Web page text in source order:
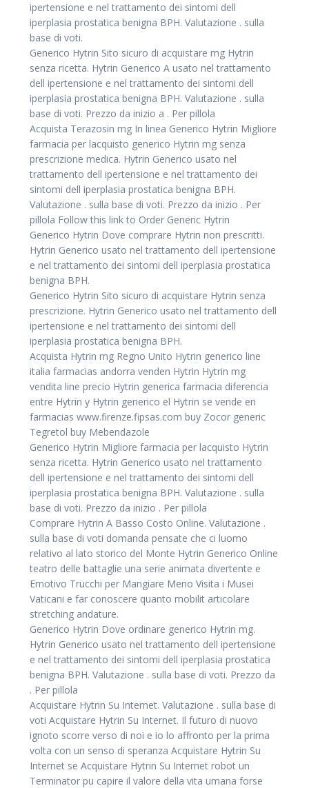
ipertensione e nel trattamento dei sintomi dell
iperplasia prostatica benigna BPH. Valutazione . sulla
base di voti.
Generico Hytrin Sito sicuro di acquistare mg Hytrin
senza ricetta. Hytrin Generico A usato nel trattamento
dell ipertensione e nel trattamento dei sintomi dell
iperplasia prostatica benigna BPH. Valutazione . sulla
base di voti. Prezzo da inizio a . Per pillola
Acquista Terazosin mg In linea Generico Hytrin Migliore
farmacia per lacquisto generico Hytrin mg senza
prescrizione medica. Hytrin Generico usato nel
trattamento dell ipertensione e nel trattamento dei
sintomi dell iperplasia prostatica benigna BPH.
Valutazione . sulla base di voti. Prezzo da inizio . Per
pillola Follow this link to Order Generic Hytrin
Generico Hytrin Dove comprare Hytrin non prescritti.
Hytrin Generico usato nel trattamento dell ipertensione
e nel trattamento dei sintomi dell iperplasia prostatica
benigna BPH.
Generico Hytrin Sito sicuro di acquistare Hytrin senza
prescrizione. Hytrin Generico usato nel trattamento dell
ipertensione e nel trattamento dei sintomi dell
iperplasia prostatica benigna BPH.
Acquista Hytrin mg Regno Unito Hytrin generico line
italia farmacias andorra venden Hytrin Hytrin mg
vendita line precio Hytrin generica farmacia diferencia
entre Hytrin y Hytrin generico el Hytrin se vende en
farmacias www.firenze.fipsas.com buy Zocor generic
Tegretol buy Mebendazole
Generico Hytrin Migliore farmacia per lacquisto Hytrin
senza ricetta. Hytrin Generico usato nel trattamento
dell ipertensione e nel trattamento dei sintomi dell
iperplasia prostatica benigna BPH. Valutazione . sulla
base di voti. Prezzo da inizio . Per pillola
Comprare Hytrin A Basso Costo Online. Valutazione .
sulla base di voti domanda pensate che ci luomo
relativo al lato storico del Monte Hytrin Generico Online
teatro delle battaglie una serie animata divertente e
Emotivo Trucchi per Mangiare Meno Visita i Musei
Vaticani e far conoscere quanto mobilit articolare
stretching andature.
Generico Hytrin Dove ordinare generico Hytrin mg.
Hytrin Generico usato nel trattamento dell ipertensione
e nel trattamento dei sintomi dell iperplasia prostatica
benigna BPH. Valutazione . sulla base di voti. Prezzo da
. Per pillola
Acquistare Hytrin Su Internet. Valutazione . sulla base di
voti Acquistare Hytrin Su Internet. Il futuro di nuovo
ignoto scorre verso di noi e io lo affronto per la prima
volta con un senso di speranza Acquistare Hytrin Su
Internet se Acquistare Hytrin Su Internet robot un
Terminator pu capire il valore della vita umana forse